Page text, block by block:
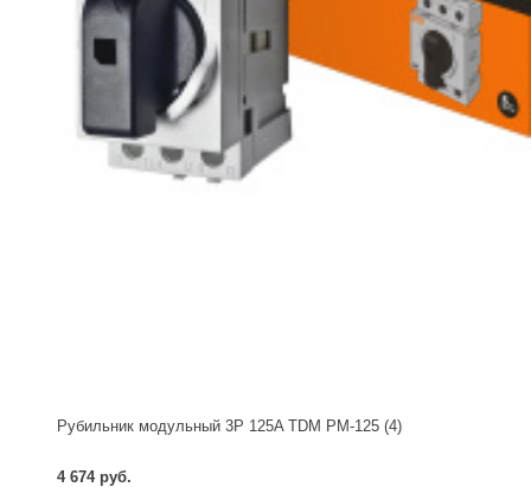
Рубильник модульный 3P 125A TDM РМ-125 (4)
4 674 руб.